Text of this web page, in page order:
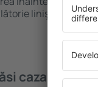
liniştită.
cazare în Le